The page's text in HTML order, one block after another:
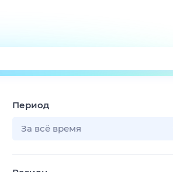
Поиск
ТВ-программа
Период
За всё время